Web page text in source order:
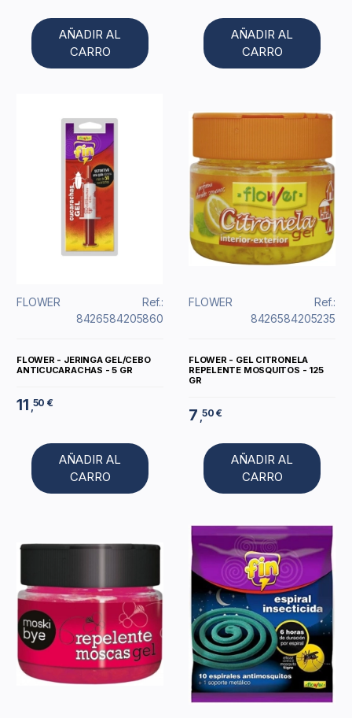
AÑADIR AL
CARRO
AÑADIR AL
CARRO
FLOWER
Ref.:
8426584205860
FLOWER - JERINGA GEL/CEBO
ANTICUCARACHAS - 5 GR
11 ,50 €
AÑADIR AL
CARRO
FLOWER
Ref.:
8426584205235
FLOWER - GEL CITRONELA
REPELENTE MOSQUITOS - 125
GR
7 ,50 €
AÑADIR AL
CARRO